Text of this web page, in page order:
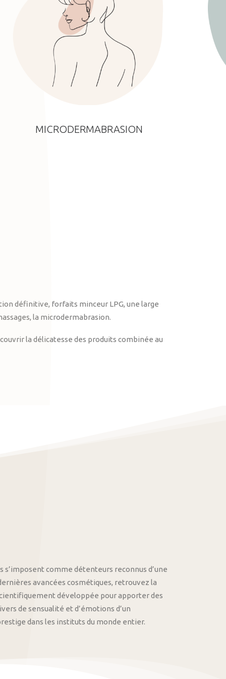
MICRODERMABRASION
définitive, forfaits minceur LPG, une large
la microdermabrasion.
la délicatesse des produits combinée au
s’imposent comme détenteurs reconnus d’une
avancées cosmétiques, retrouvez la
développée pour apporter des
de sensualité et d’émotions d’un
dans les instituts du monde entier.